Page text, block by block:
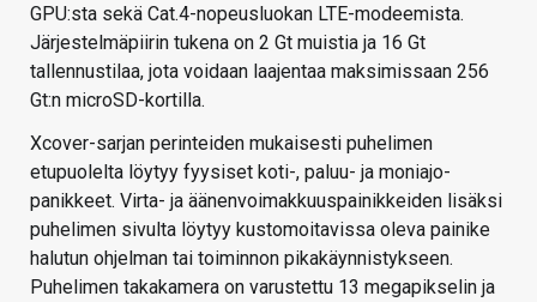
GPU:sta sekä Cat.4-nopeusluokan LTE-modeemista.
Järjestelmäpiirin tukena on 2 Gt muistia ja 16 Gt
tallennustilaa, jota voidaan laajentaa maksimissaan 256
Gt:n microSD-kortilla.
Xcover-sarjan perinteiden mukaisesti puhelimen
etupuolelta löytyy fyysiset koti-, paluu- ja moniajo-
panikkeet. Virta- ja äänenvoimakkuuspainikkeiden lisäksi
puhelimen sivulta löytyy kustomoitavissa oleva painike
halutun ohjelman tai toiminnon pikakäynnistykseen.
Puhelimen takakamera on varustettu 13 megapikselin ja